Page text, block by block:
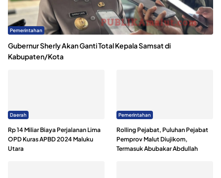
Pemerintahan
Gubernur Sherly Akan Ganti Total Kepala Samsat di
Kabupaten/Kota
Daerah
Rp 14 Miliar Biaya Perjalanan Lima
OPD Kuras APBD 2024 Maluku
Utara
Pemerintahan
Rolling Pejabat, Puluhan Pejabat
Pemprov Malut Diujikom,
Termasuk Abubakar Abdullah